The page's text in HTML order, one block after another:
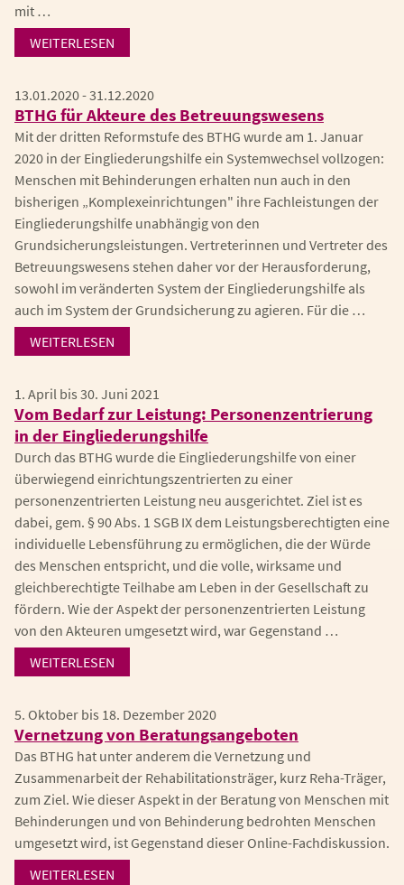
mit …
WEITERLESEN
13.01.2020 - 31.12.2020
BTHG für Akteure des Betreuungswesens
Mit der dritten Reformstufe des BTHG wurde am 1. Januar
2020 in der Eingliederungshilfe ein Systemwechsel vollzogen:
Menschen mit Behinderungen erhalten nun auch in den
bisherigen „Komplexeinrichtungen" ihre Fachleistungen der
Eingliederungshilfe unabhängig von den
Grundsicherungsleistungen. Vertreterinnen und Vertreter des
Betreuungswesens stehen daher vor der Herausforderung,
sowohl im veränderten System der Eingliederungshilfe als
auch im System der Grundsicherung zu agieren. Für die …
WEITERLESEN
1. April bis 30. Juni 2021
Vom Bedarf zur Leistung: Personenzentrierung
in der Eingliederungshilfe
Durch das BTHG wurde die Eingliederungshilfe von einer
überwiegend einrichtungszentrierten zu einer
personenzentrierten Leistung neu ausgerichtet. Ziel ist es
dabei, gem. § 90 Abs. 1 SGB IX dem Leistungsberechtigten eine
individuelle Lebensführung zu ermöglichen, die der Würde
des Menschen entspricht, und die volle, wirksame und
gleichberechtigte Teilhabe am Leben in der Gesellschaft zu
fördern. Wie der Aspekt der personenzentrierten Leistung
von den Akteuren umgesetzt wird, war Gegenstand …
WEITERLESEN
5. Oktober bis 18. Dezember 2020
Vernetzung von Beratungsangeboten
Das BTHG hat unter anderem die Vernetzung und
Zusammenarbeit der Rehabilitationsträger, kurz Reha-Träger,
zum Ziel. Wie dieser Aspekt in der Beratung von Menschen mit
Behinderungen und von Behinderung bedrohten Menschen
umgesetzt wird, ist Gegenstand dieser Online-Fachdiskussion.
WEITERLESEN